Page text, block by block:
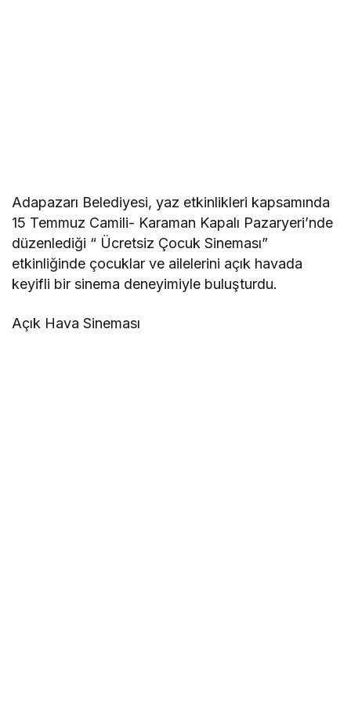
Adapazarı Belediyesi, yaz etkinlikleri kapsamında
15 Temmuz Camili- Karaman Kapalı Pazaryeri’nde
düzenlediği “ Ücretsiz Çocuk Sineması”
etkinliğinde çocuklar ve ailelerini açık havada
keyifli bir sinema deneyimiyle buluşturdu.
Açık Hava Sineması